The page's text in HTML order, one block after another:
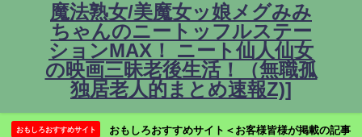
魔法熟女/美魔女ッ娘メグみみ
ちゃんのニートッフルステー
ションMAX！ ニート仙人仙女
の映画三昧老後生活！（無職孤
独居老人的まとめ速報Z)]
おもしろおすすめサイト
おもしろおすすめサイト＜お客様皆様が掲載の記事